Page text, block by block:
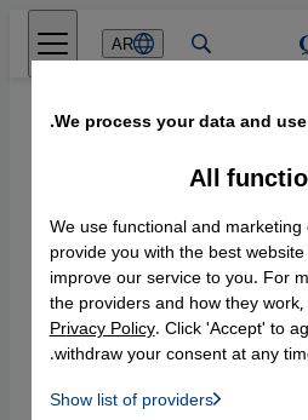
AR
حزب
التركي نموذجاً
We process your data and
All
We use functional and
provide you with the best
improve our service to you. For
the providers and how they
Privacy Policy. Click 'Accept' to
withdraw your consent at any
Show list of providers